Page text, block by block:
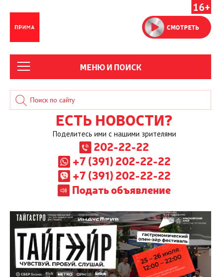
16+
СМОТРЕТЬ
МЕНЮ И ПОИСК
ЕСТЬ НОВОСТИ?
Поделитесь ими с нашими зрителями
202-22-22
+7 (391) 202-22-22
+7 (391) 202-22-22
Подать объявление